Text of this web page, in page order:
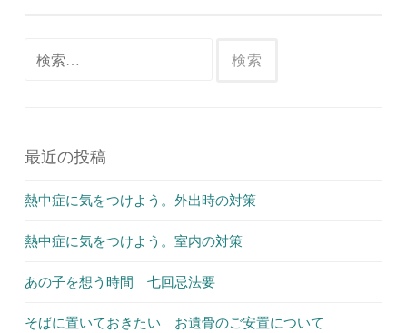
最近の投稿
熱中症に気をつけよう。外出時の対策
熱中症に気をつけよう。室内の対策
あの子を想う時間 七回忌法要
そばに置いておきたい お遺骨のご安置について